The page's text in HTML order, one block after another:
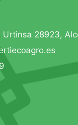
Urtinsa 28923,